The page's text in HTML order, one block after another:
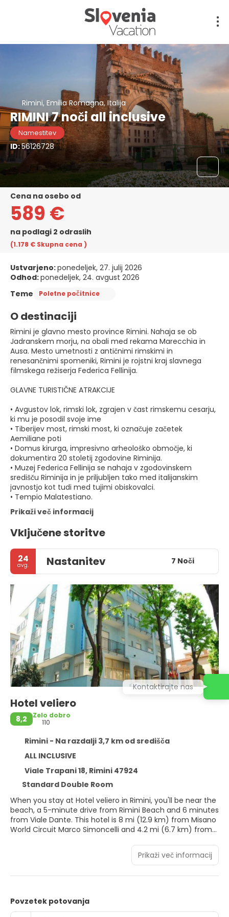
Rimini, Emilia Romagna, Italija
RIMINI 7 noči all inclusive
Namestitev
ID:56126728
cena na osebo od
589 €
na podlagi 2 odraslih
(1.178 € Skupna cena )
Ustvarjeno:ponedeljek, 27. julij 2026
Odhod:ponedeljek, 24. avgust 2026
Teme
Poletne počitnice
O destinaciji
Rimini je glavno mesto province Rimini. Nahaja se ob
Jadranskem morju, na obali med rekama Marecchia in
Ausa. Mesto umetnosti z antičnimi rimskimi in
renesančnimi spomeniki, Rimini je rojstni kraj slavnega
filmskega režiserja Federica Fellinija.
GLAVNE TURISTIČNE ATRAKCIJE
• Avgustov lok, rimski lok, zgrajen v čast rimskemu cesarju,
ki mu je posodil svoje ime
• Tiberijev most, rimski most, ki označuje začetek
Aemiliane poti
• Domus kirurga, impresivno arheološko območje, ki
dokumentira 20 stoletij zgodovine Riminija.
• Muzej Federica Fellinija se nahaja v zgodovinskem
središču Riminija in je priljubljen tako med italijanskim
javnostjo kot tudi med tujimi obiskovalci.
• Tempio Malatestiano.
Prikaži več informacij
Vključene storitve
24
avg. Nastanitev 7 Noči
Hotel veliero
8,2
Zelo dobro
110
Rimini - Na razdalji 3,7 km od središča
ALL INCLUSIVE
Viale Trapani 18, Rimini 47924
Standard Double Room
When you stay at Hotel veliero in Rimini, you'll be near the
beach, a 5-minute drive from Rimini Beach and 6 minutes
from Viale Dante. This hotel is 8 mi (12.9 km) from Misano
World Circuit Marco Simoncelli and 4.2 mi (6.7 km) from
Take in the views from a terrace and make use of
amenities such as complimentary wireless internet
access and tour/ticket assistance.
Make yourself at home in one of the 10 air-conditioned
rooms featuring flat-screen televisions. Complimentary
Prikaži več informacij
Povzetek potovanja
Kontaktirajte nas